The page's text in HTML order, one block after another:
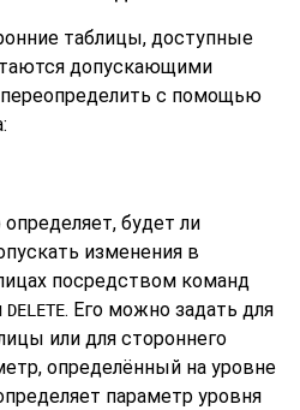
таблицы, доступные
допускающими
с помощью
будет ли
изменения в
посредством команд
DELETE. Его можно задать для
или для стороннего
определённый на уровне
параметр уровня